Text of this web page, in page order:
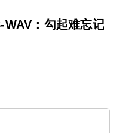
WAV：勾起难忘记